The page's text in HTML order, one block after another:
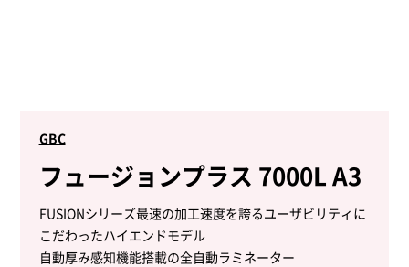
GBC
フュージョンプラス 7000L A3
FUSIONシリーズ最速の加工速度を誇るユーザビリティに
こだわったハイエンドモデル
自動厚み感知機能搭載の全自動ラミネーター